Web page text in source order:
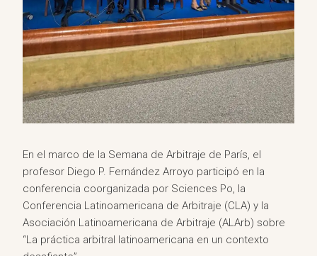
En el marco de la Semana de Arbitraje de París, el
profesor Diego P. Fernández Arroyo participó en la
conferencia coorganizada por Sciences Po, la
Conferencia Latinoamericana de Arbitraje (CLA) y la
Asociación Latinoamericana de Arbitraje (ALArb) sobre
“La práctica arbitral latinoamericana en un contexto